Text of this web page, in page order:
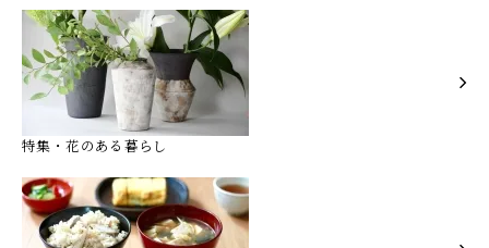
特集・花のある暮らし